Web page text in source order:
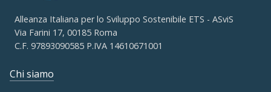
Alleanza Italiana per lo Sviluppo Sostenibile ETS - ASviS
Via Farini 17, 00185 Roma
C.F. 97893090585 P.IVA 14610671001
Chi siamo